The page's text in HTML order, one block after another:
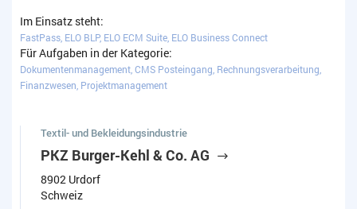
Im Einsatz steht:
FastPass, ELO BLP, ELO ECM Suite, ELO Business Connect
Für Aufgaben in der Kategorie:
Dokumentenmanagement, CMS Posteingang, Rechnungsverarbeitung,
Finanzwesen, Projektmanagement
Textil- und Bekleidungsindustrie
PKZ Burger-Kehl & Co. AG
8902 Urdorf
Schweiz